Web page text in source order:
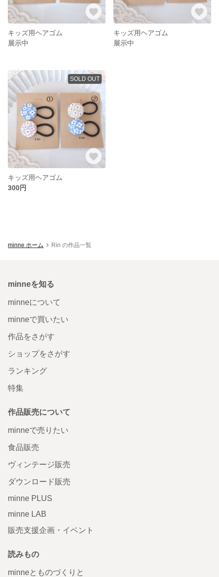
キッズ用ヘアゴム
展示中
キッズ用ヘアゴム
展示中
SOLD OUT
キッズ用ヘアゴム
300円
minne ホーム Rin の作品一覧
minneを知る
minneについて
minneで買いたい
作品をさがす
ショップをさがす
ランキング
特集
作品販売について
minneで売りたい
食品販売
ヴィンテージ販売
ダウンロード販売
minne PLUS
minne LAB
販売支援企画・イベント
読みもの
minneとものづくりと